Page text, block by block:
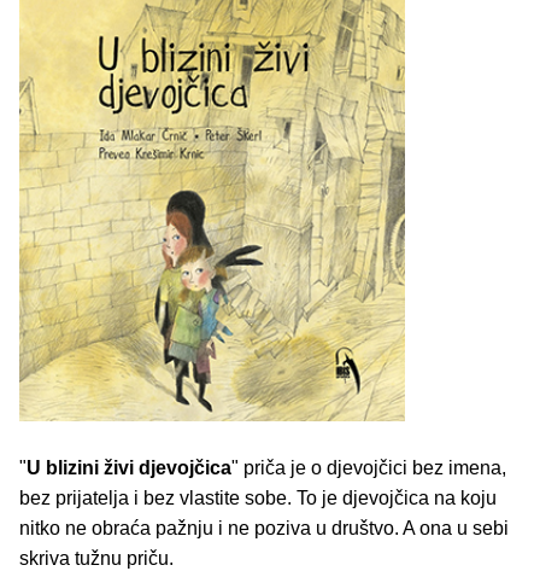
"U blizini živi djevojčica" priča je o djevojčici bez imena,
bez prijatelja i bez vlastite sobe. To je djevojčica na koju
nitko ne obraća pažnju i ne poziva u društvo. A ona u sebi
skriva tužnu priču.